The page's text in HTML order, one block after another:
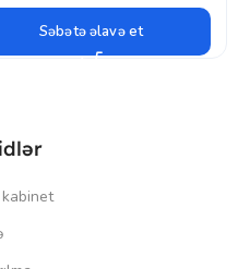
Səbətə əlavə et
kabinet